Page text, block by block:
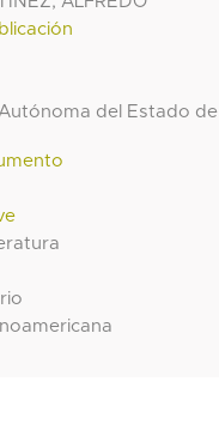
del Estado de